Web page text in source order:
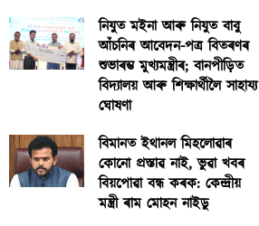
নিযুত মইনা আৰু নিযুত বাবু
আঁচনিৰ আবেদন-পত্ৰ বিতৰণৰ
শুভাৰম্ভ মুখ্যমন্ত্ৰীৰ; বানপীড়িত
বিদ্যালয় আৰু শিক্ষাৰ্থীলৈ সাহায্য
ঘোষণা
বিমানত ইথানল মিহলোৱাৰ
কোনো প্ৰস্তাৱ নাই, ভুৱা খবৰ
বিয়পোৱা বন্ধ কৰক: কেন্দ্ৰীয়
মন্ত্ৰী ৰাম মোহন নাইডু